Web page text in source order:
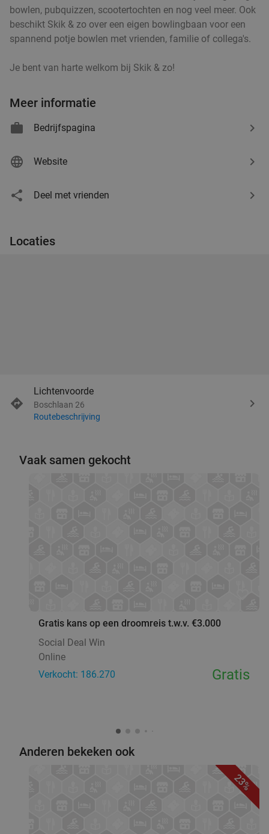
bowlen, pubquizzen, scootertochten en nog veel meer. Ook
beschikt Skik & zo over een eigen bowlingbaan voor een
spannend potje bowlen met vrienden, familie of collega's.
Je bent van harte welkom bij Skik & zo!
Meer informatie
Bedrijfspagina
Website
Deel met vrienden
Locaties
Lichtenvoorde
Boschlaan 26
Routebeschrijving
Vaak samen gekocht
Gratis kans op een droomreis t.w.v. €3.000
Social Deal Win
Online
Verkocht: 186.270
Gratis
Anderen bekeken ook
23%